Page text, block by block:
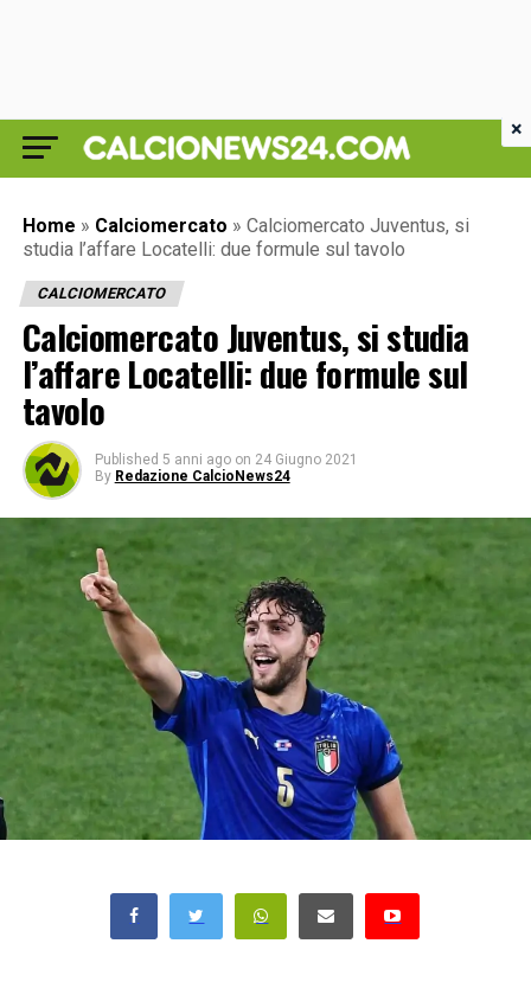
Home » Calciomercato » Calciomercato Juventus, si
studia l’affare Locatelli: due formule sul tavolo
CALCIOMERCATO
Calciomercato Juventus, si studia
l’affare Locatelli: due formule sul
tavolo
Published 5 anni ago on 24 Giugno 2021
By Redazione CalcioNews24
×